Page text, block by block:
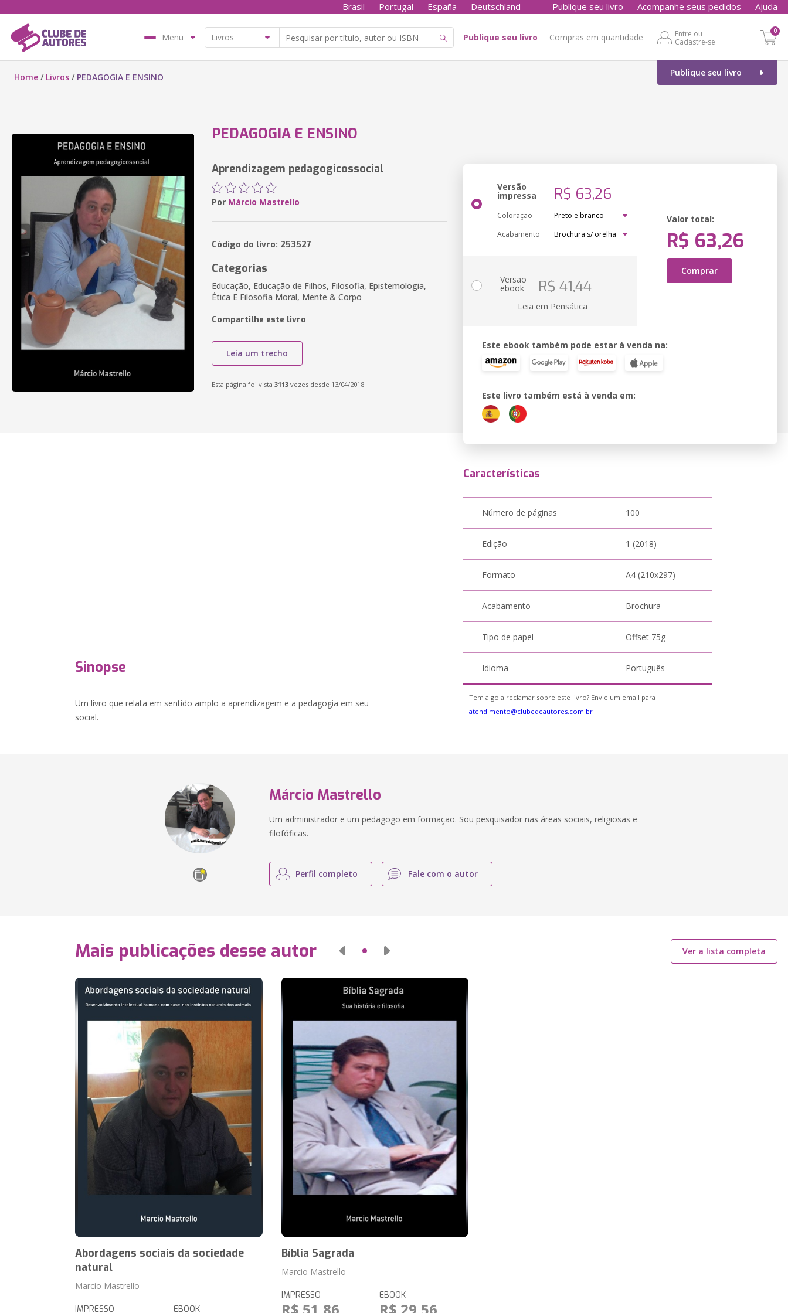
Brasil Portugal España Deutschland - Publique seu livro Acompanhe seus pedidos Ajuda
Menu Publique seu livro Compras em quantidade
Entre ou
Cadastre-se
0
Publique seu livro
Home / Livros / PEDAGOGIA E ENSINO
PEDAGOGIA E ENSINO
Aprendizagem pedagogicossocial
Por Márcio Mastrello
Código do livro: 253527
Categorias
Educação, Educação de Filhos, Filosofia, Epistemologia,
Ética E Filosofia Moral, Mente & Corpo
Compartilhe este livro
Leia um trecho
Esta página foi vista 3113 vezes desde 13/04/2018
Versão
impressa R$ 63,26
Coloração
Acabamento
Valor total:
R$ 63,26
Comprar
Versão
ebook R$ 41,44
Leia em Pensática
Este ebook também pode estar à venda na:
Este livro também está à venda em:
Sinopse
Um livro que relata em sentido amplo a aprendizagem e a pedagogia em seu
social.
Características
Número de páginas 100
Edição 1 (2018)
Formato A4 (210x297)
Acabamento Brochura
Tipo de papel Offset 75g
Idioma Português
Tem algo a reclamar sobre este livro? Envie um email para
atendimento@clubedeautores.com.br
Márcio Mastrello
Um administrador e um pedagogo em formação. Sou pesquisador nas áreas sociais, religiosas e
filofóficas.
Perfil completo Fale com o autor
Mais publicações desse autor Ver a lista completa
Abordagens sociais da sociedade
natural
Marcio Mastrello
IMPRESSO EBOOK
Bíblia Sagrada
Marcio Mastrello
IMPRESSO EBOOK